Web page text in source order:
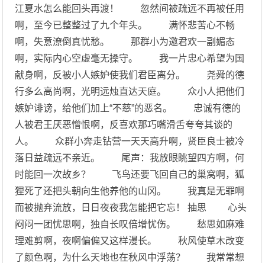
江夏水怎么能回头再渡！ 忽然间被疏远不再被任用
啊，至今已整整过了九个年头。 满怀悲苦心不畅
啊，失意潦倒真忧愁。 那群小为邀君欢一副媚态
啊，实际内心空虚毫无操守。 我一片忠心希望为国
献身啊，反被小人嫉妒使我们君臣离分。 尧舜的德
行多么高尚啊，光明远烛直达天庭。 众小人把他们
嫉妒诽谤，给他们加上“不慈”的恶名。 忠诚有德的
人被君王厌恶憎恨啊，反喜欢那巧嘴滑舌夸夸其谈的
人。 众群小奔走钻营一天天高升啊，贤臣良士被冷
落日益疏远不亲近。 尾声：我放眼眺望四方啊，何
时能回一次故乡？ 飞鸟还要飞回自己的巢窝啊，狐
狸死了还把头朝向生他养他的山冈。 我真是无罪啊
而被抛弃流放，日日夜夜我怎能把它忘！ 抽思 心头
闷闷一团忧思啊，独自长叹倍增忧伤。 愁思如麻难
理难剪啊，夜啊偏偏又这样漫长。 秋风使草木改变
了颜色啊，为什么天地也在秋风中浮荡？ 我常常想